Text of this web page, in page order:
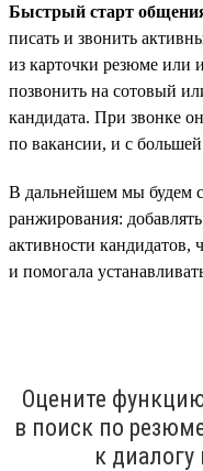
Быстрый старт
писать и звонить
из карточки резюме или
позвонить на сотовый
кандидата. При звонке
по вакансии, и с большей
В дальнейшем мы будем
ранжирования:
активности кандидатов,
и помогала
Оцените
в поиск по
к